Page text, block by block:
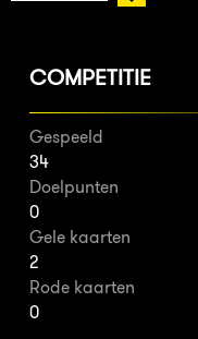
COMPETITIE
Gespeeld
34
Doelpunten
0
Gele kaarten
2
Rode kaarten
0